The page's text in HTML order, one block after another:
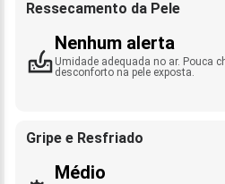
Ressecamento da Pele
Nenhum alerta
Umidade adequada no ar. Pouca
desconforto na pele exposta.
Gripe e Resfriado
Médio